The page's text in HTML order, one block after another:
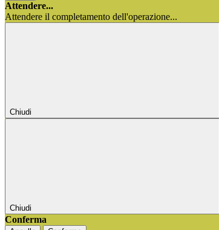
Attendere...
Attendere il completamento dell'operazione...
Chiudi
Chiudi
Conferma